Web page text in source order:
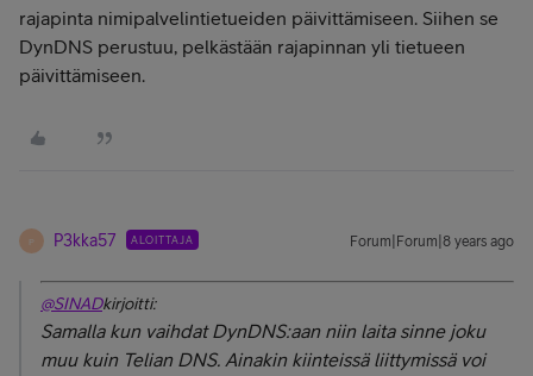
rajapinta nimipalvelintietueiden päivittämiseen. Siihen se
DynDNS perustuu, pelkästään rajapinnan yli tietueen
päivittämiseen.
P P3kka57 ALOITTAJA Forum|Forum|8 years ago
@SINADkirjoitti:
Samalla kun vaihdat DynDNS:aan niin laita sinne joku
muu kuin Telian DNS. Ainakin kiinteissä liittymissä voi